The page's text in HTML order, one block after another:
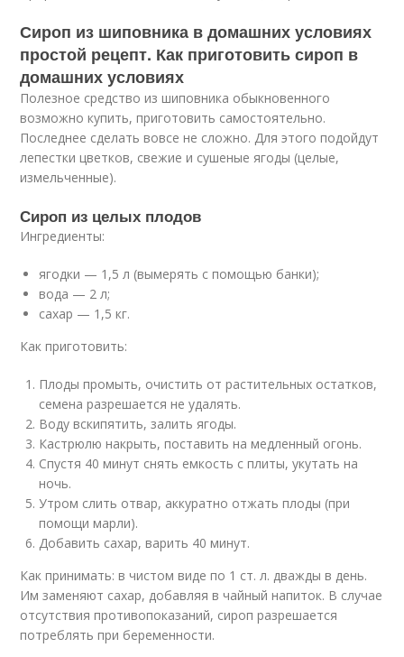
Сироп из шиповника в домашних условиях
простой рецепт. Как приготовить сироп в
домашних условиях
Полезное средство из шиповника обыкновенного
возможно купить, приготовить самостоятельно.
Последнее сделать вовсе не сложно. Для этого подойдут
лепестки цветков, свежие и сушеные ягоды (целые,
измельченные).
Сироп из целых плодов
Ингредиенты:
ягодки — 1,5 л (вымерять с помощью банки);
вода — 2 л;
сахар — 1,5 кг.
Как приготовить:
Плоды промыть, очистить от растительных остатков,
семена разрешается не удалять.
Воду вскипятить, залить ягоды.
Кастрюлю накрыть, поставить на медленный огонь.
Спустя 40 минут снять емкость с плиты, укутать на
ночь.
Утром слить отвар, аккуратно отжать плоды (при
помощи марли).
Добавить сахар, варить 40 минут.
Как принимать: в чистом виде по 1 ст. л. дважды в день.
Им заменяют сахар, добавляя в чайный напиток. В случае
отсутствия противопоказаний, сироп разрешается
потреблять при беременности.